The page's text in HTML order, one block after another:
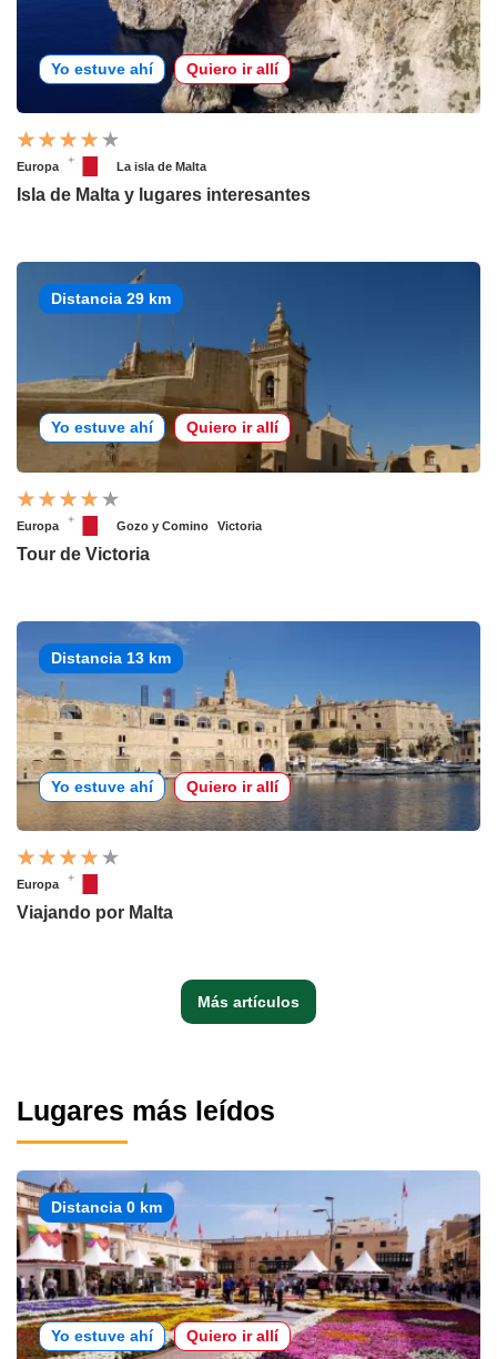
Yo estuve ahí Quiero ir allí
Europa La isla de Malta
Isla de Malta y lugares interesantes
Distancia 29 km
Yo estuve ahí Quiero ir allí
Europa Gozo y Comino Victoria
Tour de Victoria
Distancia 13 km
Yo estuve ahí Quiero ir allí
Europa
Viajando por Malta
Más artículos
Lugares más leídos
Distancia 0 km
Yo estuve ahí Quiero ir allí